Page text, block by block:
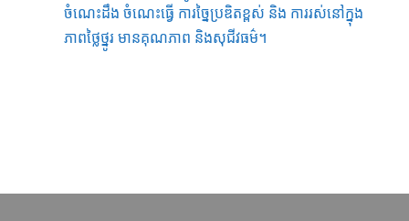
ចំណេះដឹង ចំណេះធ្វើ ការច្នៃប្រឌិតខ្ពស់ និង ការរស់នៅក្នុង
ភាពថ្លៃថ្នូរ មានគុណភាព និងសុជីវធម៌។